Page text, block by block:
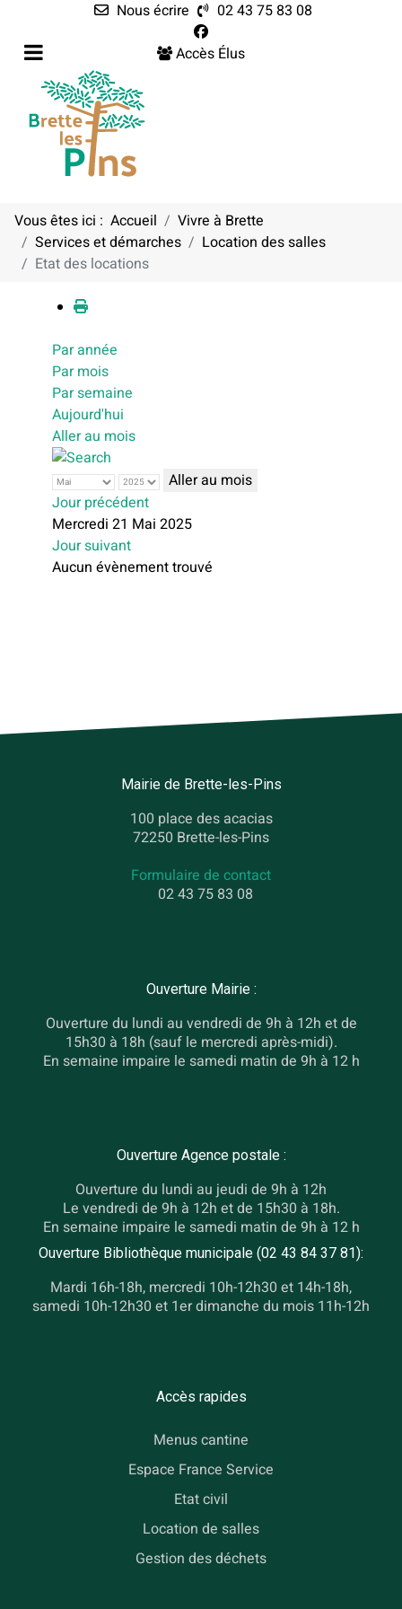
Nous écrire
02 43 75 83 08
Accès Élus
Vous êtes ici : Accueil
Vivre à Brette
Services et démarches
Location des salles
Etat des locations
Calendrier
Par année
Par mois
Par semaine
Aujourd'hui
Aller au mois
Aller au mois
Jour précédent
Mercredi 21 Mai 2025
Jour suivant
Aucun évènement trouvé
Mairie de Brette-les-Pins
100 place des acacias
72250 Brette-les-Pins
Formulaire de contact
02 43 75 83 08
Ouverture Mairie :
Ouverture du lundi au vendredi de 9h à 12h et de
15h30 à 18h (sauf le mercredi après-midi).
En semaine impaire le samedi matin de 9h à 12 h
Ouverture Agence postale :
Ouverture du lundi au jeudi de 9h à 12h
Le vendredi de 9h à 12h et de 15h30 à 18h.
En semaine impaire le samedi matin de 9h à 12 h
Ouverture Bibliothèque municipale (02 43 84 37 81):
Mardi 16h-18h, mercredi 10h-12h30 et 14h-18h,
samedi 10h-12h30 et 1er dimanche du mois 11h-12h
Accès rapides
Menus cantine
Espace France Service
Etat civil
Location de salles
Gestion des déchets